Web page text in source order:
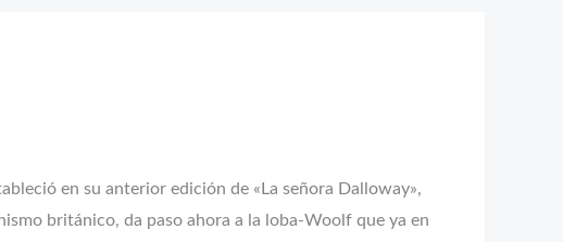
en su anterior edición de «La señora Dalloway»,
británico, da paso ahora a la loba-Woolf que ya en